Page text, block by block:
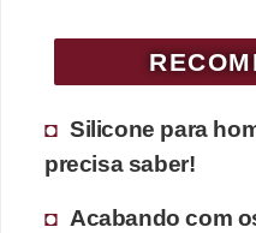
Silicone para
precisa saber!
Acabando com